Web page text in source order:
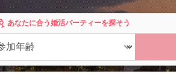
あなたに合う婚活パーティーを探そう